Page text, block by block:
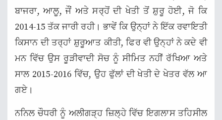
ਬਾਜਰਾ, ਆਲੂ, ਜੌਂ ਅਤੇ ਸਰ੍ਹੋਂ ਦੀ ਖੇਤੀ ਤੋਂ ਸ਼ੁਰੂ ਹੋਈ, ਜੋ ਕਿ
2014-15 ਤੱਕ ਜਾਰੀ ਰਹੀ। ਭਾਵੇਂ ਕਿ ਉਨ੍ਹਾਂ ਨੇ ਇੱਕ ਰਵਾਇਤੀ
ਕਿਸਾਨ ਦੀ ਤਰ੍ਹਾਂ ਸ਼ੁਰੂਆਤ ਕੀਤੀ, ਫਿਰ ਵੀ ਉਨ੍ਹਾਂ ਨੇ ਕਦੇ ਵੀ
ਮਨ ਵਿੱਚ ਉਸ ਰੂੜੀਵਾਦੀ ਸੋਚ ਨੂੰ ਸੀਮਿਤ ਨਹੀਂ ਰੱਖਿਆ ਅਤੇ
ਸਾਲ 2015-2016 ਵਿੱਚ, ਉਹ ਫੁੱਲਾਂ ਦੀ ਖੇਤੀ ਦੇ ਖੇਤਰ ਵੱਲ ਆ
ਗਏ।
ਨਨਿਲ ਚੌਧਰੀ ਨੂੰ ਅਲੀਗੜ੍ਹ ਜ਼ਿਲ੍ਹੇ ਵਿੱਚ ਇਗਲਾਸ ਤਹਿਸੀਲ